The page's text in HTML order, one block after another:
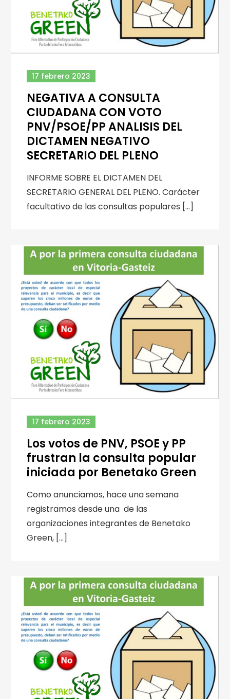
17 febrero 2023
NEGATIVA A CONSULTA
CIUDADANA CON VOTO
PNV/PSOE/PP ANALISIS DEL
DICTAMEN NEGATIVO
SECRETARIO DEL PLENO
INFORME SOBRE EL DICTAMEN DEL
SECRETARIO GENERAL DEL PLENO. Carácter
facultativo de las consultas populares […]
17 febrero 2023
Los votos de PNV, PSOE y PP
frustran la consulta popular
iniciada por Benetako Green
Como anunciamos, hace una semana
registramos desde una de las
organizaciones integrantes de Benetako
Green, […]